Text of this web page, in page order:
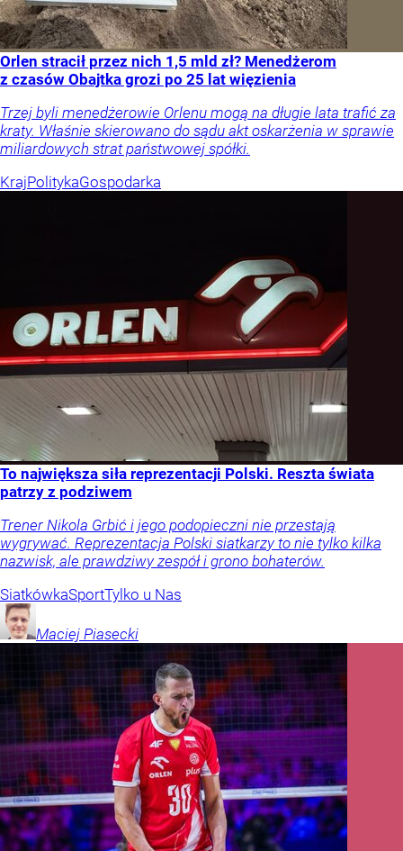
Orlen stracił przez nich 1,5 mld zł? Menedżerom
z czasów Obajtka grozi po 25 lat więzienia
Trzej byli menedżerowie Orlenu mogą na długie lata trafić za
kraty. Właśnie skierowano do sądu akt oskarżenia w sprawie
miliardowych strat państwowej spółki.
KrajPolitykaGospodarka
To największa siła reprezentacji Polski. Reszta świata
patrzy z podziwem
Trener Nikola Grbić i jego podopieczni nie przestają
wygrywać. Reprezentacja Polski siatkarzy to nie tylko kilka
nazwisk, ale prawdziwy zespół i grono bohaterów.
SiatkówkaSportTylko u Nas
Maciej Piasecki